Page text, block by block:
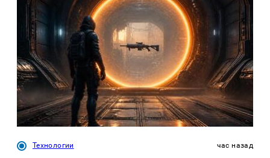
Технологии час назад